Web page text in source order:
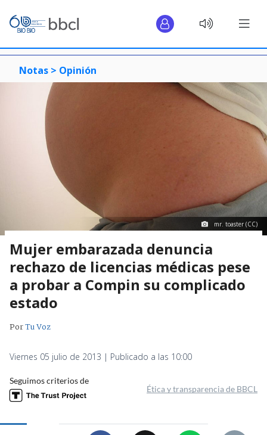
Notas > Opinión
mr. toaster (CC)
Mujer embarazada denuncia
rechazo de licencias médicas pese
a probar a Compin su complicado
estado
PorTu Voz
Viernes 05 julio de 2013 | Publicado a las 10:00
Seguimos criterios de
Ética y transparencia de BBCL